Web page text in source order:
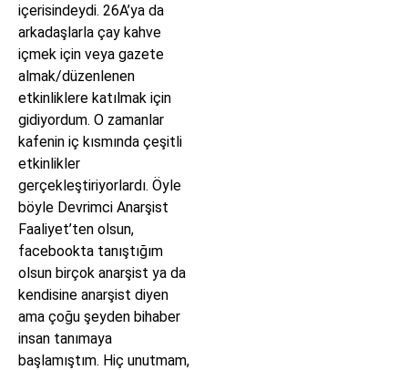
içerisindeydi. 26A’ya da
arkadaşlarla çay kahve
içmek için veya gazete
almak/düzenlenen
etkinliklere katılmak için
gidiyordum. O zamanlar
kafenin iç kısmında çeşitli
etkinlikler
gerçekleştiriyorlardı. Öyle
böyle Devrimci Anarşist
Faaliyet’ten olsun,
facebookta tanıştığım
olsun birçok anarşist ya da
kendisine anarşist diyen
ama çoğu şeyden bihaber
insan tanımaya
başlamıştım. Hiç unutmam,